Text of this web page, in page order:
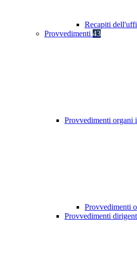
Recapiti
Provvedimenti 43
Provvedimenti organi
Provvedimenti
Provvedimenti